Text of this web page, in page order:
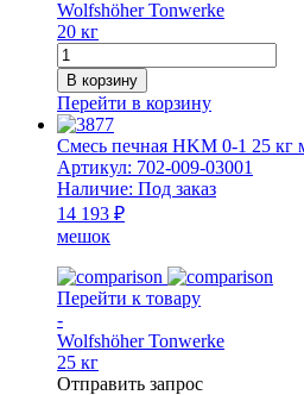
Wolfshöher Tonwerke
20 кг
Количество
товара
Смесь
печная
НМ
20
кг
мешок
WT
(для
монтажа
внешней
оболочки)
В корзину
Перейти в корзину
Смесь печная HKM 0-1 25 кг
Артикул: 702-009-03001
Наличие: Под заказ
14 193 ₽
мешок
Перейти к товару
-
Wolfshöher Tonwerke
25 кг
Отправить запрос